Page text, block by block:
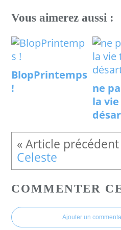
Vous aimerez aussi :
BlopPrintemps
!
ne
la
Celeste
COMMENTER
Ajouter un